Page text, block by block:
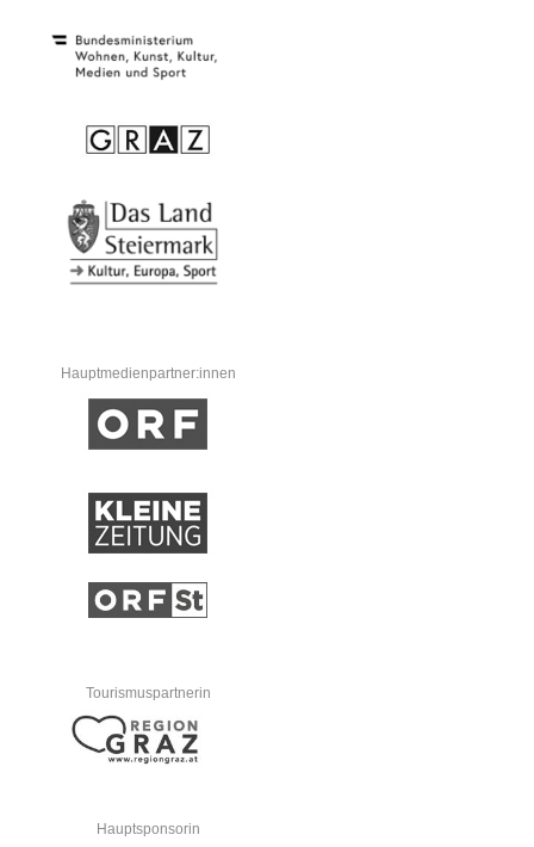
Hauptmedienpartner:innen
Tourismuspartnerin
Hauptsponsorin